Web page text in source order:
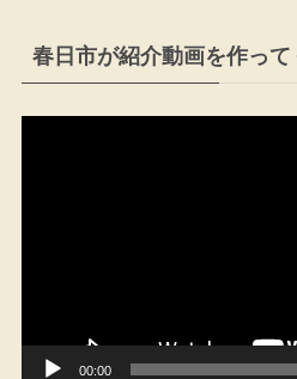
春日市が紹介動画を作って
00:00